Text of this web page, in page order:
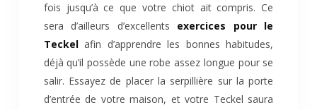
fois jusqu’à ce que votre chiot ait compris. Ce
sera d’ailleurs d’excellents exercices pour le
Teckel afin d’apprendre les bonnes habitudes,
déjà qu’il possède une robe assez longue pour se
salir. Essayez de placer la serpillière sur la porte
d’entrée de votre maison, et votre Teckel saura